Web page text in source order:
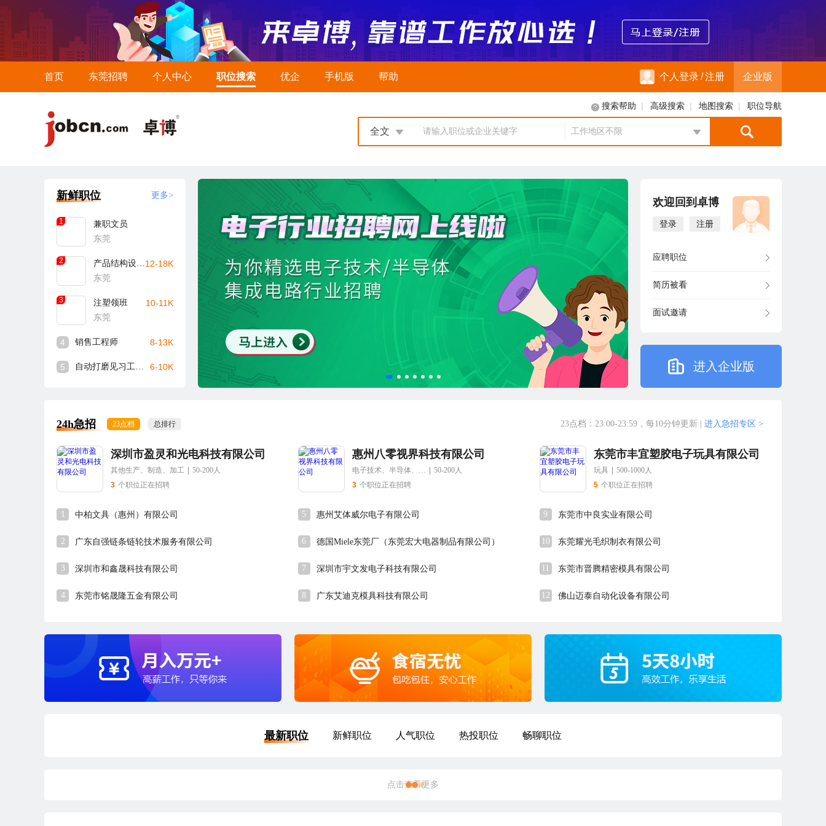
首页 东莞招聘 个人中心 职位搜索 优企 手机版 帮助 个人登录/注册 企业版
搜索帮助 | 高级搜索 | 地图搜索 | 职位导航
请输入职位或企业关键字
全文 工作地区不限
新鲜职位 更多>
1
兼职文员
东莞
2
产品结构设计工程师
东莞
12-18K
3
注塑领班
东莞
10-11K
4 销售工程师 8-13K
5 自动打磨见习工程师 6-10K
欢迎回到卓博
登录 注册
应聘职位
简历被看
面试邀请
进入企业版
24h急招 23点档 总排行 23点档：23:00-23:59，每10分钟更新 进入急招专区 >
深圳市盈灵和光电科技有限公司
其他生产、制造、加工
50-200人
3 个职位正在招聘
惠州八零视界科技有限公司
电子技术、半导体、集成电路
50-200人
3 个职位正在招聘
东莞市丰宜塑胶电子玩具有限公司
玩具
500-1000人
5 个职位正在招聘
1 中柏文具（惠州）有限公司
2 广东自强链条链轮技术服务有限公司
3 深圳市和鑫晟科技有限公司
4 东莞市铭晟隆五金有限公司
5 惠州艾体威尔电子有限公司
6 德国Miele东莞厂（东莞宏大电器制品有限公司）
7 深圳市宇文发电子科技有限公司
8 广东艾迪克模具科技有限公司
9 东莞市中良实业有限公司
10 东莞耀光毛织制衣有限公司
11 东莞市晋腾精密模具有限公司
12 佛山迈泰自动化设备有限公司
最新职位 新鲜职位 人气职位 热投职位 畅聊职位
点击查看更多